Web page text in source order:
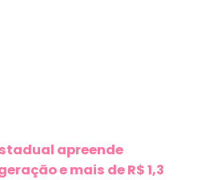
apreende
e mais de R$ 1,3